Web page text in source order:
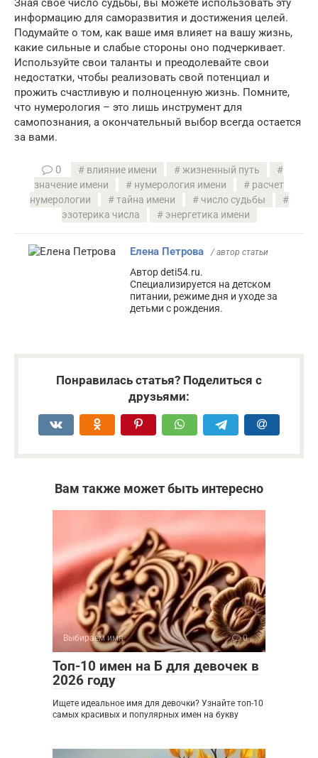
информацию для саморазвития и достижения целей.
Подумайте о том, как ваше имя влияет на вашу жизнь,
какие сильные и слабые стороны оно подчеркивает.
Используйте свои таланты и преодолевайте свои
недостатки, чтобы реализовать свой потенциал и
прожить счастливую и полноценную жизнь. Помните,
что нумерология – это лишь инструмент для
самопознания, а окончательный выбор всегда остается
за вами.
0 влияние имени
жизненный путь
значение имени
нумерология имени
расчет
нумерологии
тайна имени
число судьбы
эзотерика числа
энергетика имени
Елена Петрова / автор статьи
Автор deti54.ru.
Специализируется на детском
питании, режиме дня и уходе за
детьми с рождения.
Понравилась статья? Поделиться с
друзьями:
Вам также может быть интересно
Выбираем имя 0
Топ-10 имен на Б для девочек в
2026 году
Ищете идеальное имя для девочки? Узнайте топ-10
самых красивых и популярных имен на букву